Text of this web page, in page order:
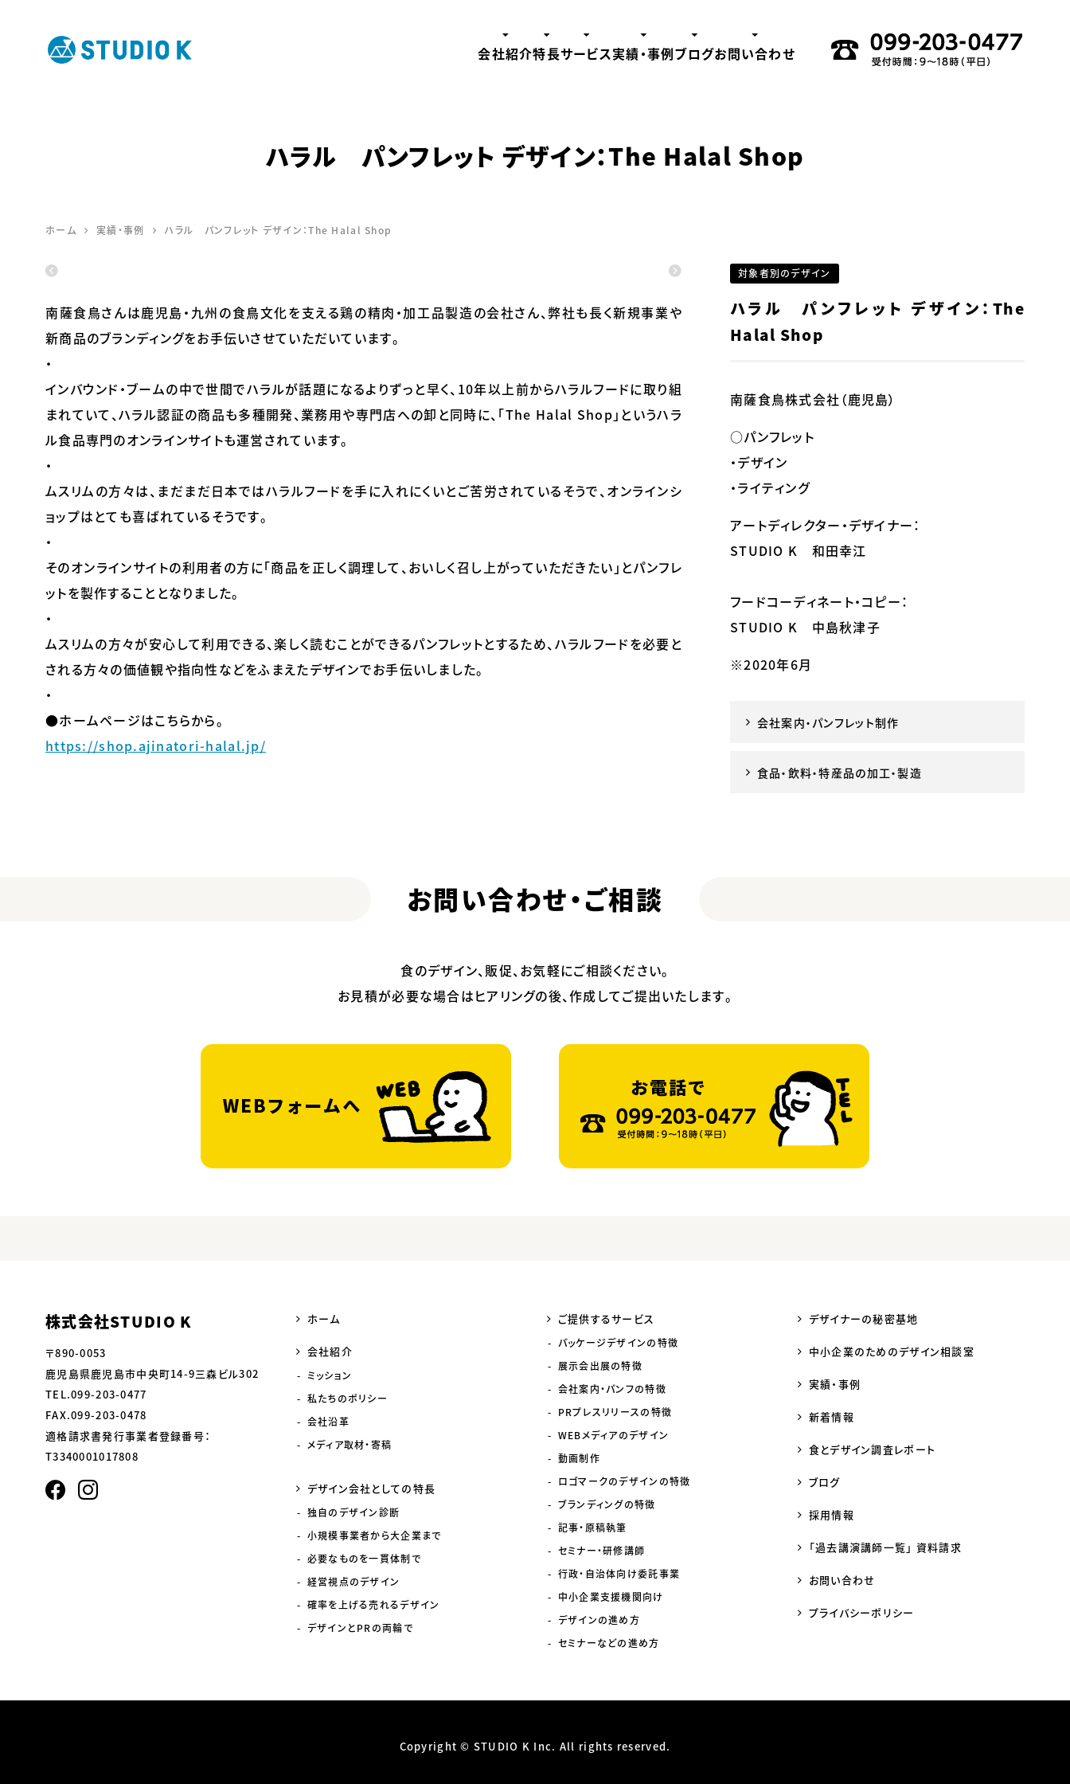
会社紹介特長サービス実績・事例ブログお問い合わせ
ハラル パンフレット デザイン：The Halal Shop
ホーム 実績・事例 ハラル パンフレット デザイン：The Halal Shop
南薩食鳥さんは鹿児島・九州の食鳥文化を支える鶏の精肉・加工品製造の会社さん、弊社も長く新規事業や
新商品のブランディングをお手伝いさせていただいています。
・
インバウンド・ブームの中で世間でハラルが話題になるよりずっと早く、10年以上前からハラルフードに取り組
まれていて、ハラル認証の商品も多種開発、業務用や専門店への卸と同時に、「The Halal Shop」というハラ
ル食品専門のオンラインサイトも運営されています。
・
ムスリムの方々は、まだまだ日本ではハラルフードを手に入れにくいとご苦労されているそうで、オンラインシ
ョップはとても喜ばれているそうです。
・
そのオンラインサイトの利用者の方に「商品を正しく調理して、おいしく召し上がっていただきたい」とパンフレ
ットを製作することとなりました。
・
ムスリムの方々が安心して利用できる、楽しく読むことができるパンフレットとするため、ハラルフードを必要と
される方々の価値観や指向性などをふまえたデザインでお手伝いしました。
・
●ホームページはこちらから。
https://shop.ajinatori-halal.jp/
対象者別のデザイン
ハラル パンフレット デザイン：The
Halal Shop
南薩食鳥株式会社（鹿児島）
○パンフレット
・デザイン
・ライティング
アートディレクター・デザイナー：
STUDIO K 和田幸江
フードコーディネート・コピー：
STUDIO K 中島秋津子
※2020年6月
会社案内・パンフレット制作
食品・飲料・特産品の加工・製造
お問い合わせ・ご相談
食のデザイン、販促、お気軽にご相談ください。
お見積が必要な場合はヒアリングの後、作成してご提出いたします。
株式会社STUDIO K
〒890-0053
鹿児島県鹿児島市中央町14-9三森ビル302
TEL.099-203-0477
FAX.099-203-0478
適格請求書発行事業者登録番号：
T3340001017808
ホーム
会社紹介
ミッション
私たちのポリシー
会社沿革
メディア取材・寄稿
デザイン会社としての特長
独自のデザイン診断
小規模事業者から大企業まで
必要なものを一貫体制で
経営視点のデザイン
確率を上げる売れるデザイン
デザインとPRの両輪で
ご提供するサービス
パッケージデザインの特徴
展示会出展の特徴
会社案内・パンフの特徴
PRプレスリリースの特徴
WEBメディアのデザイン
動画制作
ロゴマークのデザインの特徴
ブランディングの特徴
記事・原稿執筆
セミナー・研修講師
行政・自治体向け委託事業
中小企業支援機関向け
デザインの進め方
セミナーなどの進め方
デザイナーの秘密基地
中小企業のためのデザイン相談室
実績・事例
新着情報
食とデザイン調査レポート
ブログ
採用情報
「過去講演講師一覧」 資料請求
お問い合わせ
プライバシーポリシー
Copyright © STUDIO K Inc. All rights reserved.